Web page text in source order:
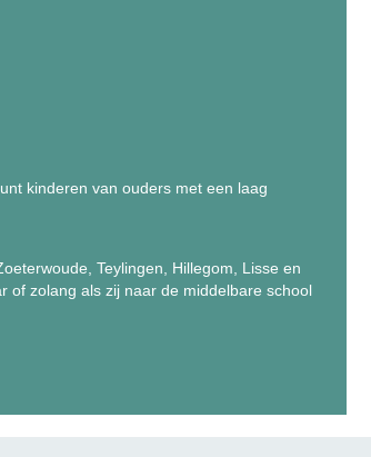
kinderen van ouders met een laag
Teylingen, Hillegom, Lisse en
of zolang als zij naar de middelbare school